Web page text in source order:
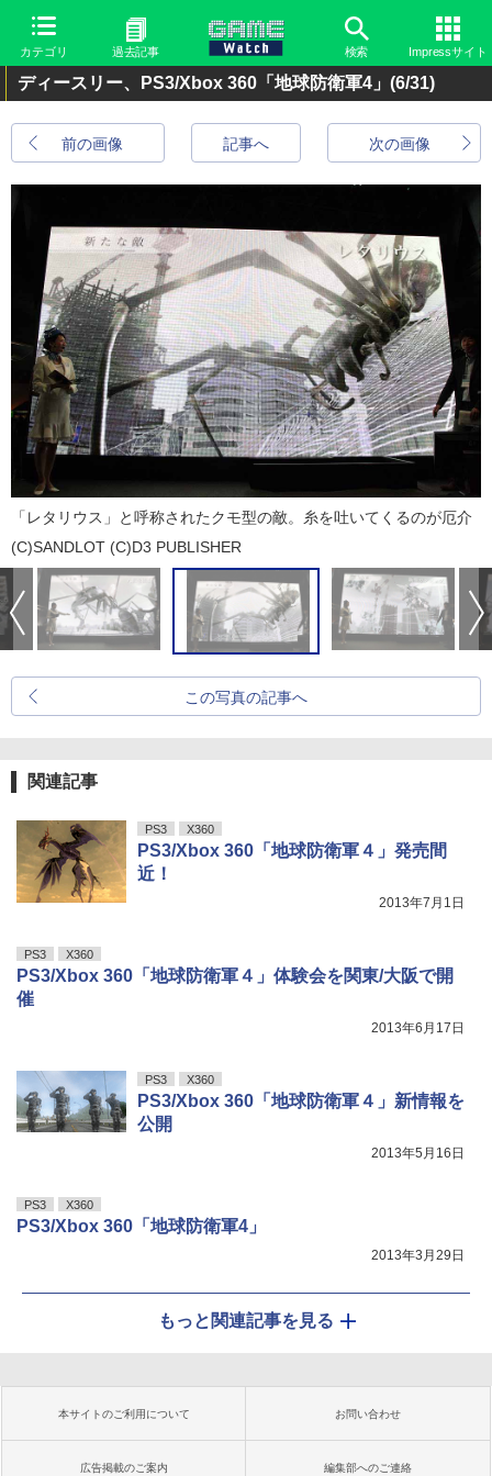
カテゴリ 過去記事 検索 Impressサイト
ディースリー、PS3/Xbox 360「地球防衛軍4」 (6/31)
前の画像 次の画像
記事へ
「レタリウス」と呼称されたクモ型の敵。糸を吐いてくるのが厄介
(C)SANDLOT (C)D3 PUBLISHER
この写真の記事へ
関連記事
PS3 X360
PS3/Xbox 360「地球防衛軍４」発売間
近！
2013年7月1日
PS3 X360
PS3/Xbox 360「地球防衛軍４」体験会を関東/大阪で開
催
2013年6月17日
PS3 X360
PS3/Xbox 360「地球防衛軍４」新情報を
公開
2013年5月16日
PS3 X360
PS3/Xbox 360「地球防衛軍4」
2013年3月29日
もっと関連記事を見る
本サイトのご利用について お問い合わせ
広告掲載のご案内 編集部へのご連絡